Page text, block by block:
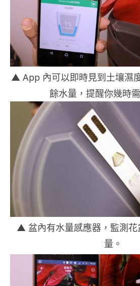
▲ App 內可以即時見到土壤濕
餘水量，提醒你幾時
▲ 盆內有水量感應器，監測花
量。